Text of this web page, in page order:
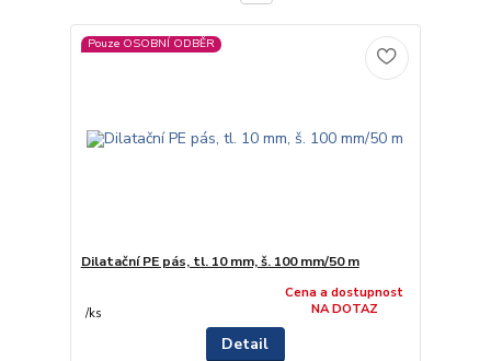
Pouze OSOBNÍ ODBĚR
Dilatační PE pás, tl. 10 mm, š. 100 mm/50 m
/ks
Cena a dostupnost
NA DOTAZ
Detail